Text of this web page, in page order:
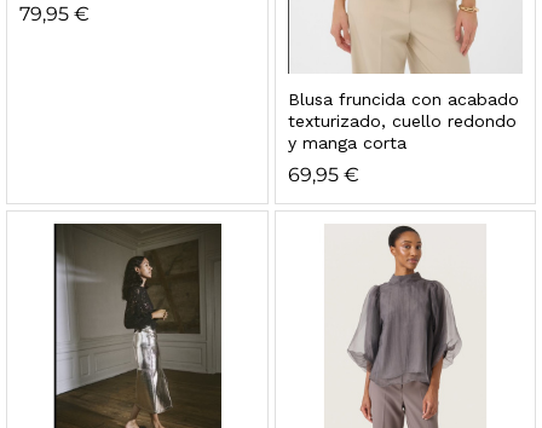
79,95 €
Blusa fruncida con acabado
texturizado, cuello redondo
y manga corta
69,95 €